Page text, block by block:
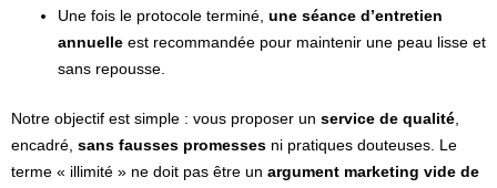
Une fois le protocole terminé, une séance d’entretien
annuelle est recommandée pour maintenir une peau lisse et
sans repousse.
Notre objectif est simple : vous proposer un service de qualité
encadré, sans fausses promesses ni pratiques douteuses. Le
terme « illimité » ne doit pas être un argument marketing vide de